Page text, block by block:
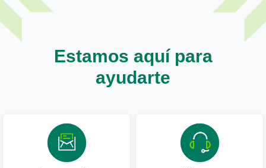
Estamos aquí para
ayudarte